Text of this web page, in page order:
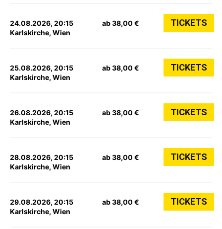
24.08.2026, 20:15
Karlskirche, Wien
ab 38,00 € TICKETS
25.08.2026, 20:15
Karlskirche, Wien
ab 38,00 € TICKETS
26.08.2026, 20:15
Karlskirche, Wien
ab 38,00 € TICKETS
28.08.2026, 20:15
Karlskirche, Wien
ab 38,00 € TICKETS
29.08.2026, 20:15
Karlskirche, Wien
ab 38,00 € TICKETS